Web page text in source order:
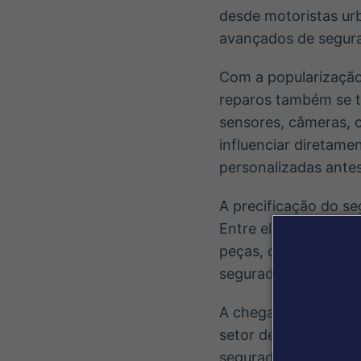
desde motoristas
avançados de
Com a
reparos também se
sensores, câmeras,
influenciar
personalizadas
A precificação do
Entre eles estão o
peças, custos
seguradoras a
A chegada do
setor de seguros.
seguradoras de